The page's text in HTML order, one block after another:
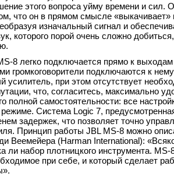
этого вопроса уйму времени и сил.
что он в прямом смысле
изначальный сигнал и
которого порой очень сложно
8 легко подключается прямо к выходам
громкоговорители подключаются к
усилитель, при этом отсутствует
что, согласитесь, максимально
полной самостоятельности: все
Система Logic 7,
задержек, что позволяет точно
Принцип работы JBL MS-8 можно
Веемейера (Harman International):
ли набор плотницкого инструмента. MS-
при себе, и который сделает